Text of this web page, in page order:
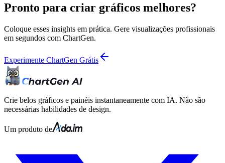
Pronto para criar gráficos melhores?
Coloque esses insights em prática. Gere visualizações profissionais
em segundos com ChartGen.
Experimente ChartGen Grátis
Crie belos gráficos e painéis instantaneamente com IA. Não são
necessárias habilidades de design.
Um produto de